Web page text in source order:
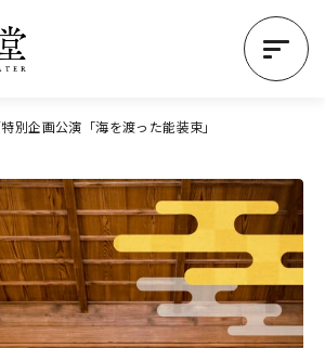
特別企画公演「海を渡った能装束」